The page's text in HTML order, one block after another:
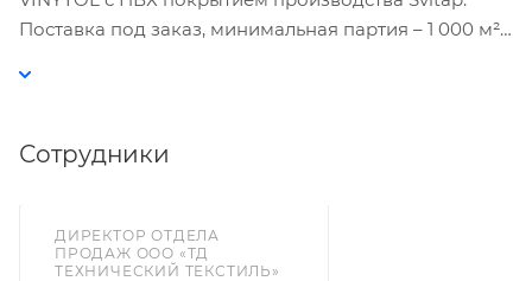
Поставка под заказ, минимальная партия – 1 000 м².
Сотрудники
ДИРЕКТОР ОТДЕЛА
ПРОДАЖ ООО «ТД
ТЕХНИЧЕСКИЙ ТЕКСТИЛЬ»